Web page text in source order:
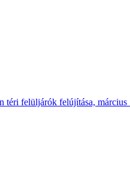
téri felüljárók felújítása,